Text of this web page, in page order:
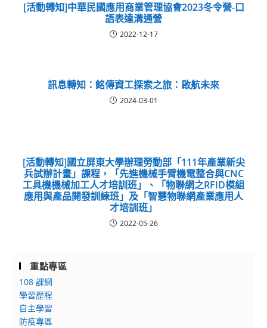
[活動轉知]中華民國應用商業管理協會2023冬令營-口
語表達溝通營
2022-12-17
訊息轉知：銘傳資工探索之旅：啟航未來
2024-03-01
[活動轉知]國立屏東大學辦理勞動部「111年產業新尖
兵試辦計畫」課程，「先進機械手臂機電整合與CNC
工具機機械加工人才培訓班」、「物聯網之RFID模組
應用與產品開發訓練班」及「智慧物聯網產業應用人
才培訓班」
2022-05-26
重點專區
108 課綱
學習歷程
自主學習
防疫專區